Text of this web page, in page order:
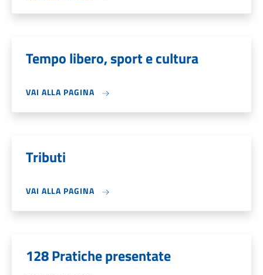
Tempo libero, sport e cultura
VAI ALLA PAGINA
Tributi
VAI ALLA PAGINA
128 Pratiche presentate